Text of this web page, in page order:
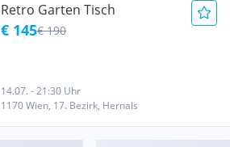
Retro Garten Tisch
€ 145€ 190
14.07. - 21:30 Uhr
1170 Wien, 17. Bezirk, Hernals